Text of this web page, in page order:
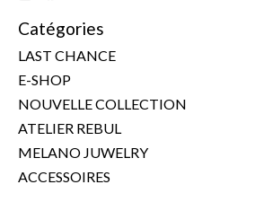
Catégories
LAST CHANCE
E-SHOP
NOUVELLE COLLECTION
ATELIER REBUL
MELANO JUWELRY
ACCESSOIRES